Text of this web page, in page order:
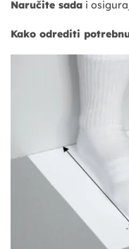
Naručite sada i
Kako odrediti